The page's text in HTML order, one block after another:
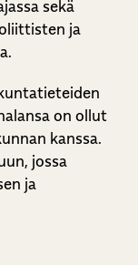
sekä
ja
on ollut
kanssa.
jossa
ja